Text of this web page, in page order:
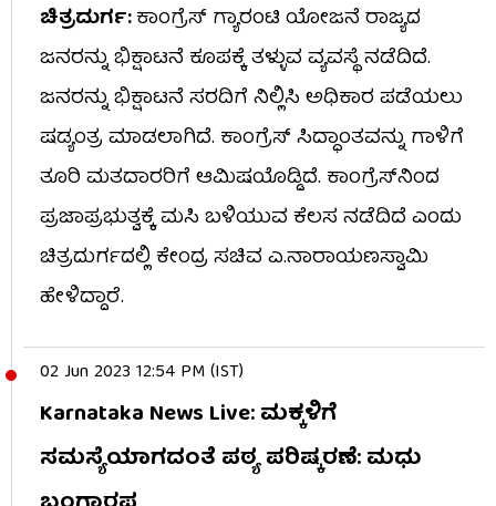
ಚಿತ್ರದುರ್ಗ:ಕಾಂಗ್ರೆಸ್​ ಗ್ಯಾರಂಟಿ ಯೋಜನೆ ರಾಜ್ಯದ
ಜನರನ್ನು ಭಿಕ್ಷಾಟನೆ ಕೂಪಕ್ಕೆ ತಳ್ಳುವ ವ್ಯವಸ್ಥೆ ನಡೆದಿದೆ.
ಜನರನ್ನು ಭಿಕ್ಷಾಟನೆ ಸರದಿಗೆ ನಿಲ್ಲಿಸಿ ಅಧಿಕಾರ ಪಡೆಯಲು
ಷಡ್ಯಂತ್ರ ಮಾಡಲಾಗಿದೆ. ಕಾಂಗ್ರೆಸ್ ಸಿದ್ಧಾಂತವನ್ನು ಗಾಳಿಗೆ
ತೂರಿ ಮತದಾರರಿಗೆ ಆಮಿಷಯೊಡ್ಡಿದೆ. ಕಾಂಗ್ರೆಸ್​ನಿಂದ
ಪ್ರಜಾಪ್ರಭುತ್ವಕ್ಕೆ ಮಸಿ ಬಳಿಯುವ ಕೆಲಸ ನಡೆದಿದೆ ಎಂದು
ಚಿತ್ರದುರ್ಗದಲ್ಲಿ ಕೇಂದ್ರ ಸಚಿವ ಎ.ನಾರಾಯಣಸ್ವಾಮಿ
ಹೇಳಿದ್ದಾರೆ.
02 Jun 2023 12:54 PM (IST)
Karnataka News Live: ಮಕ್ಕಳಿಗೆ
ಸಮಸ್ಯೆಯಾಗದಂತೆ ಪಠ್ಯ ಪರಿಷ್ಕರಣೆ: ಮಧು